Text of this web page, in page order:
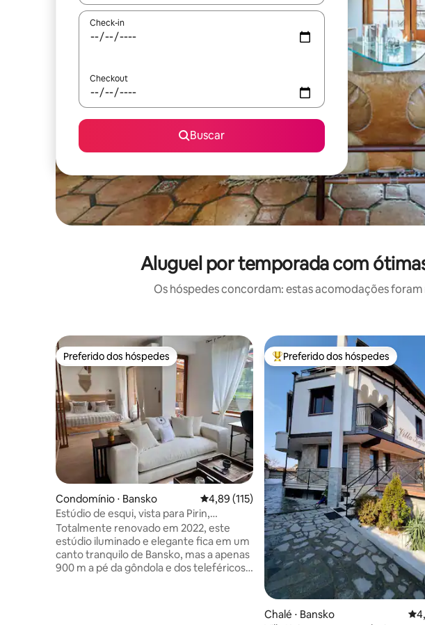
Check-in
Checkout
Buscar
Aluguel por temporada com
Os hóspedes concordam: estas acomodações
Preferido dos hóspedes
Preferido dos hóspedes
Condomínio ⋅ Bansko 4,89 de uma avaliação média de 5, 115
4,89 (115)
Estúdio de esqui, vista para Pirin,
estacionamento, a 900 m do teleférico
Totalmente renovado em 2022, este
estúdio iluminado e elegante fica em um
canto tranquilo de Bansko, mas a apenas
900 m a pé da gôndola e dos teleféricos
Entre os melhores preferidos dos
Preferido dos hóspedes
Chalé ⋅ Bansko